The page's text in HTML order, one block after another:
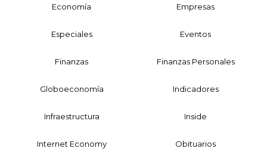
Economía Empresas
Especiales Eventos
Finanzas Finanzas Personales
Globoeconomía Indicadores
Infraestructura Inside
Internet Economy Obituarios